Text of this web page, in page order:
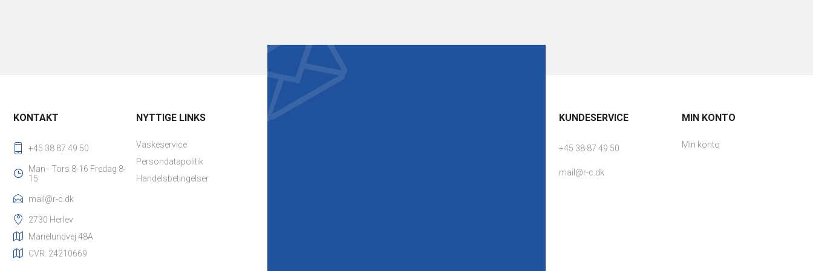
KONTAKT
+45 38 87 49 50
Man - Tors 8-16 Fredag 8-
15
mail@r-c.dk
2730 Herlev
Marielundvej 48A
CVR: 24210669
NYTTIGE LINKS
Vaskeservice
Persondatapolitik
Handelsbetingelser
KUNDESERVICE
+45 38 87 49 50
mail@r-c.dk
MIN KONTO
Min konto